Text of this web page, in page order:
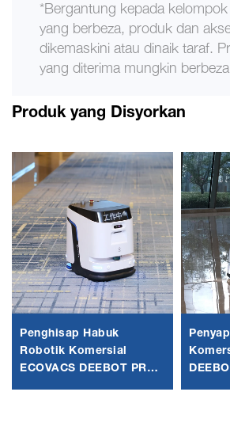
*Bergantung kepada
yang berbeza, produk dan
dikemaskini atau dinaik taraf.
yang diterima mungkin
Produk yang Disyorkan
Penghisap Habuk
Robotik Komersial
ECOVACS DEEBOT PRO